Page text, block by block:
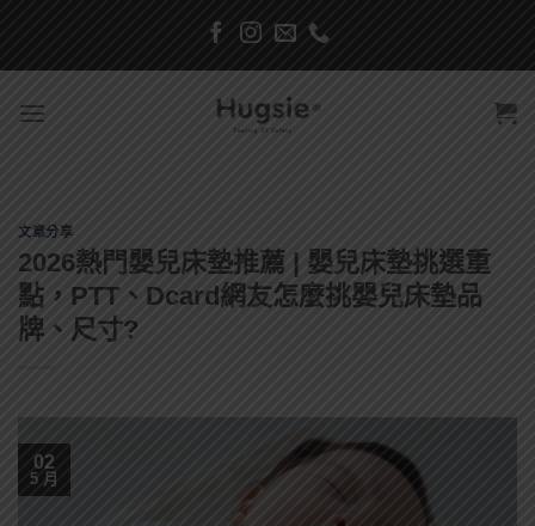
content
文章分享
2026熱門嬰兒床墊推薦 | 嬰兒床墊挑選重
點，PTT、Dcard網友怎麼挑嬰兒床墊品
牌、尺寸?
02
5 月